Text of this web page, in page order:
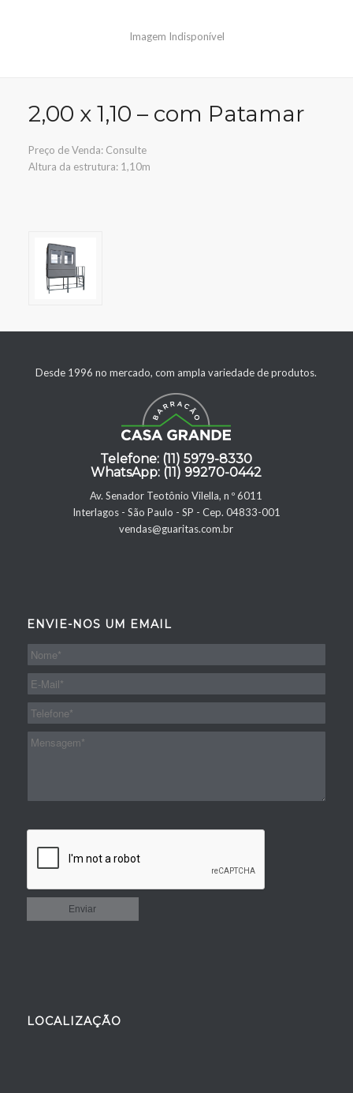
Imagem Indisponível
2,00 x 1,10 – com Patamar
Preço de Venda: Consulte
Altura da estrutura: 1,10m
Desde 1996 no mercado, com ampla variedade de produtos.
Telefone: (11) 5979-8330
WhatsApp: (11) 99270-0442
Av. Senador Teotônio Vilella, n º 6011
Interlagos - São Paulo - SP - Cep. 04833-001
vendas@guaritas.com.br
ENVIE-NOS UM EMAIL
LOCALIZAÇÃO